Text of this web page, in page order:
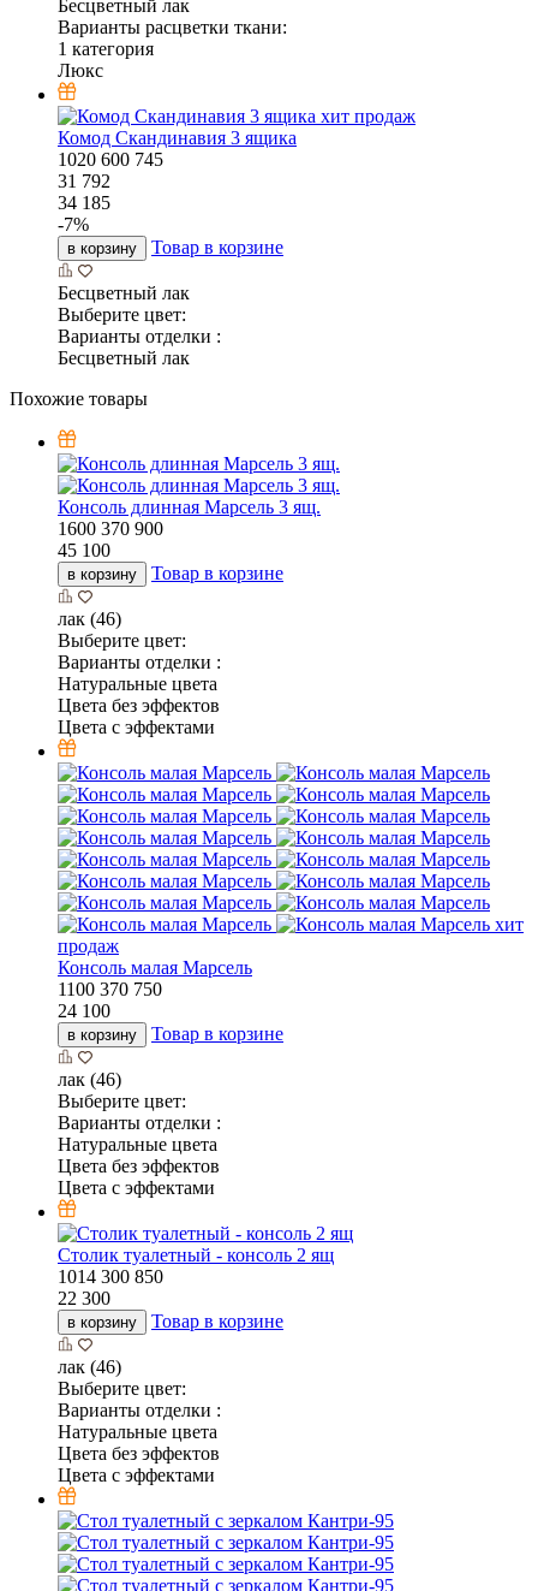
Бесцветный лак
Варианты расцветки ткани:
1 категория
Люкс
хит продаж
Комод Скандинавия 3 ящика
1020 600 745
31 792
34 185
-7%
в корзину Товар в корзине
Бесцветный лак
Выберите цвет:
Варианты отделки :
Бесцветный лак
Похожие товары
Консоль длинная Марсель 3 ящ.
1600 370 900
45 100
в корзину Товар в корзине
лак (46)
Выберите цвет:
Варианты отделки :
Натуральные цвета
Цвета без эффектов
Цвета с эффектами
хит
продаж
Консоль малая Марсель
1100 370 750
24 100
в корзину Товар в корзине
лак (46)
Выберите цвет:
Варианты отделки :
Натуральные цвета
Цвета без эффектов
Цвета с эффектами
Столик туалетный - консоль 2 ящ
1014 300 850
22 300
в корзину Товар в корзине
лак (46)
Выберите цвет:
Варианты отделки :
Натуральные цвета
Цвета без эффектов
Цвета с эффектами